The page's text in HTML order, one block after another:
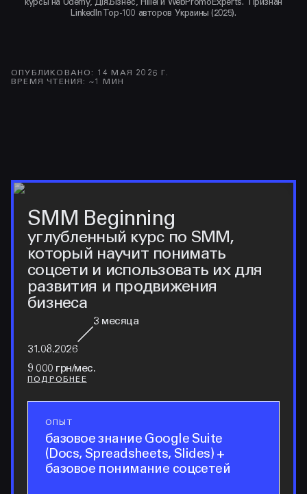
курсы на Udemy, Дія.Бізнес, Hillel и WebPromoExperts. Признан
LinkedIn Top-100 авторов Украины (2025).
ОПУБЛИКОВАНО :
14 МАЯ 2026 Г.
ВРЕМЯ ЧТЕНИЯ : ~1 МИН
SMM Beginning
углубленный курс по SMM,
который научит понимать
соцсети и использовать их для
развития и продвижения
бизнеса
31.08.2026
3 месяца
9 000 грн/мес.
ПОДРОБНЕЕ
опыт
ОПЫТ
базовое знание Google Suite
(Docs, Spreadsheets, Slides) +
базовое понимание соцсетей